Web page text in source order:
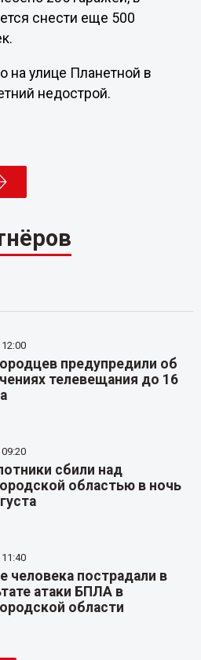
снести еще 500
на улице Планетной в
недострой.
предупредили об
телевещания до 16
сбили над
областью в ночь
человека пострадали в
атаки БПЛА в
области